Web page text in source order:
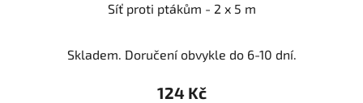
Síť proti ptákům - 2 x 5 m
Skladem. Doručení obvykle do 6-10 dní.
124 Kč